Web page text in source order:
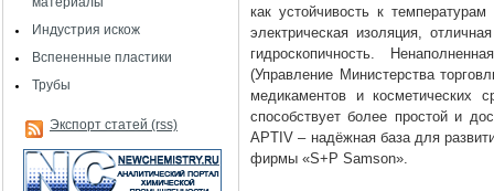
Индустрия искож
Вспененные пластики
Трубы
Экспорт статей (rss)
как устойчивость к
электрическая изоляция,
гидроскопичность.
(Управление Министерства
медикаментов и косметических
способствует более простой и
APTIV – надёжная база для
фирмы «S+P Samson».